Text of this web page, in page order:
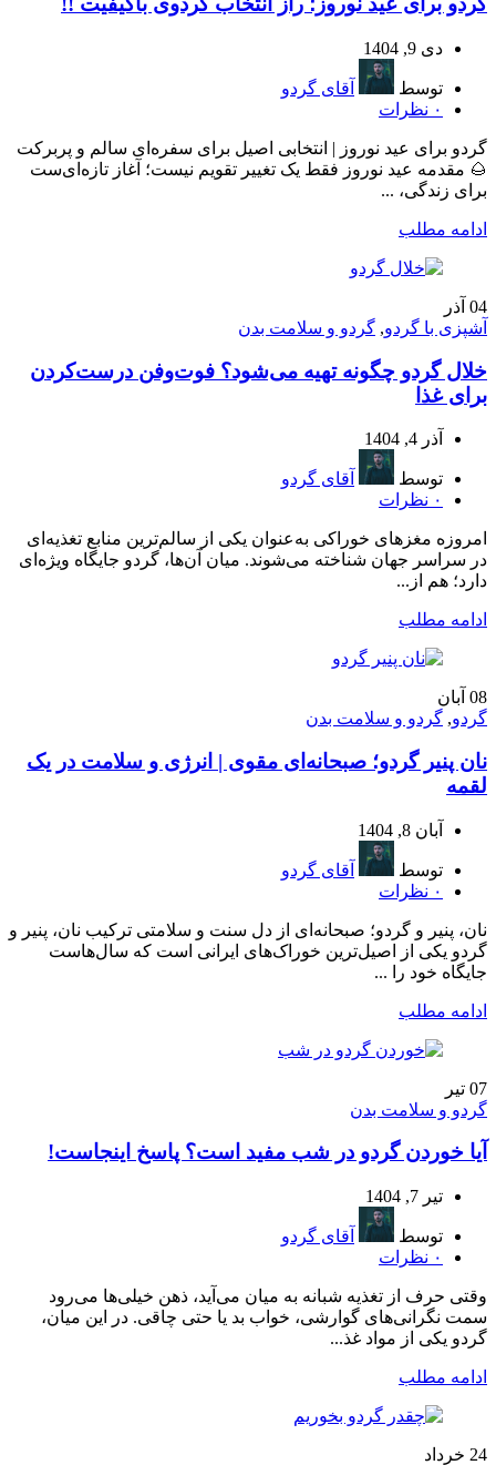
دی 9, 1404
توسط
آقای گردو
۰ نظرات
گردو برای عید نوروز | انتخابی اصیل برای سفره‌ای سالم و پربرکت
🌰 مقدمه عید نوروز فقط یک تغییر تقویم نیست؛ آغاز تازه‌ای‌ست
برای زندگی، ...
ادامه مطلب
04 آذر
آشپزی با گردو, گردو و سلامت بدن
خلال گردو چگونه تهیه می‌شود؟ فوت‌وفن درست‌کردن
برای غذا
آذر 4, 1404
توسط
آقای گردو
۰ نظرات
امروزه مغزهای خوراکی به‌عنوان یکی از سالم‌ترین منابع تغذیه‌ای
در سراسر جهان شناخته می‌شوند. میان آن‌ها، گردو جایگاه ویژه‌ای
دارد؛ هم از...
ادامه مطلب
08 آبان
گردو, گردو و سلامت بدن
نان پنیر گردو؛ صبحانه‌ای مقوی | انرژی و سلامت در یک
لقمه
آبان 8, 1404
توسط
آقای گردو
۰ نظرات
نان، پنیر و گردو؛ صبحانه‌ای از دل سنت و سلامتی ترکیب نان، پنیر و
گردو یکی از اصیل‌ترین خوراک‌های ایرانی است که سال‌هاست
جایگاه خود را ...
ادامه مطلب
07 تیر
گردو و سلامت بدن
آیا خوردن گردو در شب مفید است؟ پاسخ اینجاست!
تیر 7, 1404
توسط
آقای گردو
۰ نظرات
وقتی حرف از تغذیه شبانه به میان می‌آید، ذهن خیلی‌ها می‌رود
سمت نگرانی‌های گوارشی، خواب بد یا حتی چاقی. در این میان،
گردو یکی از مواد غذ...
ادامه مطلب
24 خرداد